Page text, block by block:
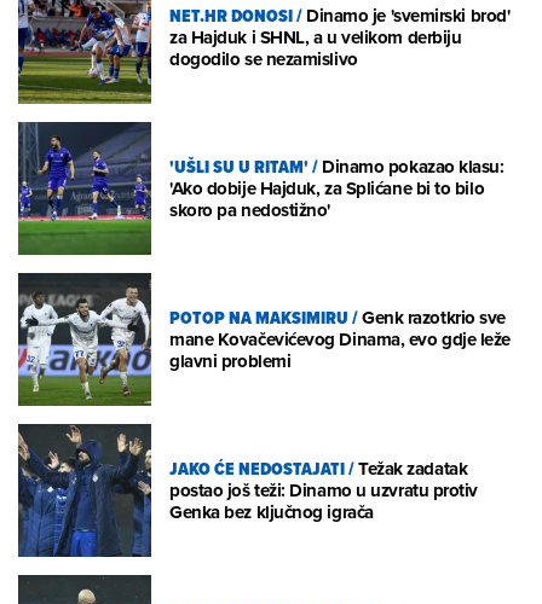
NET.HR DONOSI/Dinamo je 'svemirski brod'
za Hajduk i SHNL, a u velikom derbiju
dogodilo se nezamislivo
'UŠLI SU U RITAM'/Dinamo pokazao klasu:
'Ako dobije Hajduk, za Splićane bi to bilo
skoro pa nedostižno'
POTOP NA MAKSIMIRU/Genk razotkrio sve
mane Kovačevićevog Dinama, evo gdje leže
glavni problemi
JAKO ĆE NEDOSTAJATI/Težak zadatak
postao još teži: Dinamo u uzvratu protiv
Genka bez ključnog igrača